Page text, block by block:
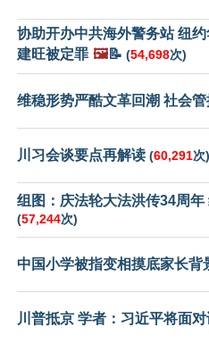
协助开办中共海外警务站 纽
建旺被定罪 🖼️📝 (54,698次)
维稳形势严酷文革回潮 社会
川习会谈要点再解读 (60,291次)
组图：庆法轮大法洪传34周年
(57,244次)
中国小学被指变相摸底家长背
川普抵京 学者：习近平将面